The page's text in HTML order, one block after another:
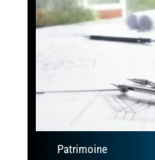
Patrimoine